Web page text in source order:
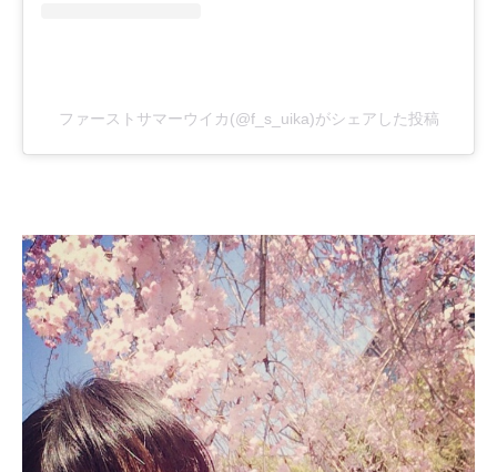
ファーストサマーウイカ(@f_s_uika)がシェアした投稿